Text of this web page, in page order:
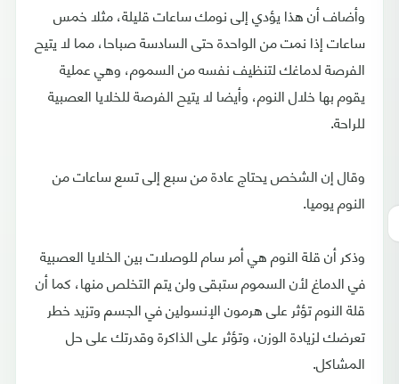
وأضاف أن هذا يؤدي إلى نومك ساعات قليلة، مثلا خمس
ساعات إذا نمت من الواحدة حتى السادسة صباحا، مما لا يتيح
الفرصة لدماغك لتنظيف نفسه من السموم، وهي عملية
يقوم بها خلال النوم، وأيضا لا يتيح الفرصة للخلايا العصبية
للراحة.
وقال إن الشخص يحتاج عادة من سبع إلى تسع ساعات من
النوم يوميا.
وذكر أن قلة النوم هي أمر سام للوصلات بين الخلايا العصبية
في الدماغ لأن السموم ستبقى ولن يتم التخلص منها، كما أن
قلة النوم تؤثر على هرمون الإنسولين في الجسم وتزيد خطر
تعرضك لزيادة الوزن، وتؤثر على الذاكرة وقدرتك على حل
المشاكل.